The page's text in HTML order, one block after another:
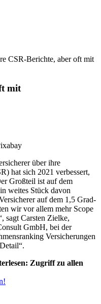
CSR-Berichte, aber oft mit
mit
über ihre
hat sich 2021 verbessert,
Großteil ist auf dem
weites Stück davon
auf dem 1,5 Grad-
wir vor allem mehr Scope
sagt Carsten Zielke,
GmbH, bei der
Versicherungen
Zugriff zu allen